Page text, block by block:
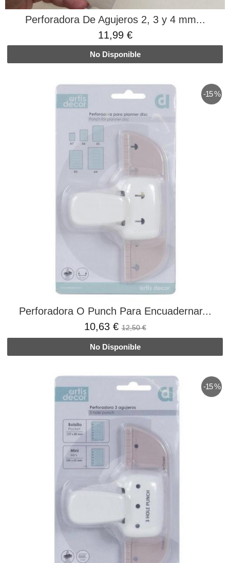
Perforadora De Agujeros 2, 3 y 4 mm...
11,99 €
No Disponible
-15 %
Perforadora O Punch Para Encuadernar...
10,63 €12,50 €
No Disponible
-15 %